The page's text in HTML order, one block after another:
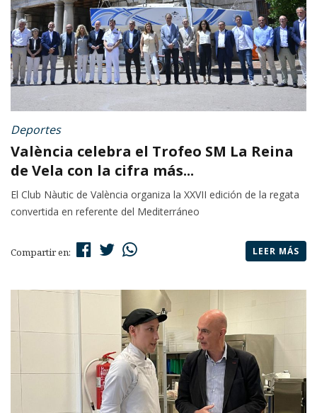
Deportes
València celebra el Trofeo SM La Reina
de Vela con la cifra más...
El Club Nàutic de València organiza la XXVII edición de la regata
convertida en referente del Mediterráneo
Compartir en: LEER MÁS